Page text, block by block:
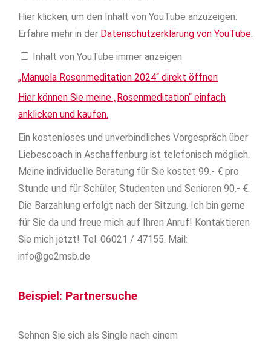
Hier klicken, um den Inhalt von YouTube anzuzeigen.
Erfahre mehr in der Datenschutzerklärung von YouTube.
Inhalt von YouTube immer anzeigen
„Manuela Rosenmeditation 2024“ direkt öffnen
Hier können Sie meine „Rosenmeditation“ einfach
anklicken und kaufen.
Ein kostenloses und unverbindliches Vorgespräch über
Liebescoach in Aschaffenburg ist telefonisch möglich.
Meine individuelle Beratung für Sie kostet 99.- € pro
Stunde und für Schüler, Studenten und Senioren 90.- €.
Die Barzahlung erfolgt nach der Sitzung. Ich bin gerne
für Sie da und freue mich auf Ihren Anruf! Kontaktieren
Sie mich jetzt! Tel. 06021 / 47155. Mail:
info@go2msb.de
Beispiel: Partnersuche
Sehnen Sie sich als Single nach einem